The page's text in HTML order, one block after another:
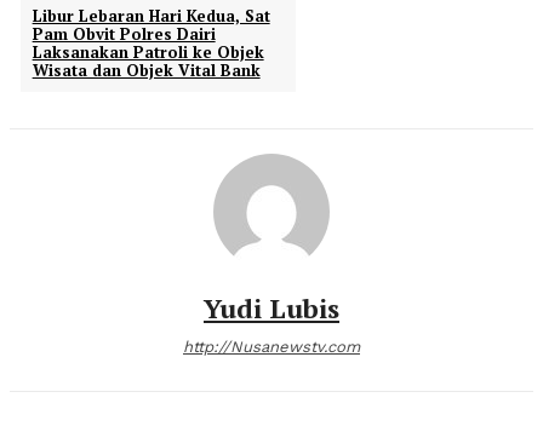
Libur Lebaran Hari Kedua, Sat
Pam Obvit Polres Dairi
Laksanakan Patroli ke Objek
Wisata dan Objek Vital Bank
Yudi Lubis
http://Nusanewstv.com